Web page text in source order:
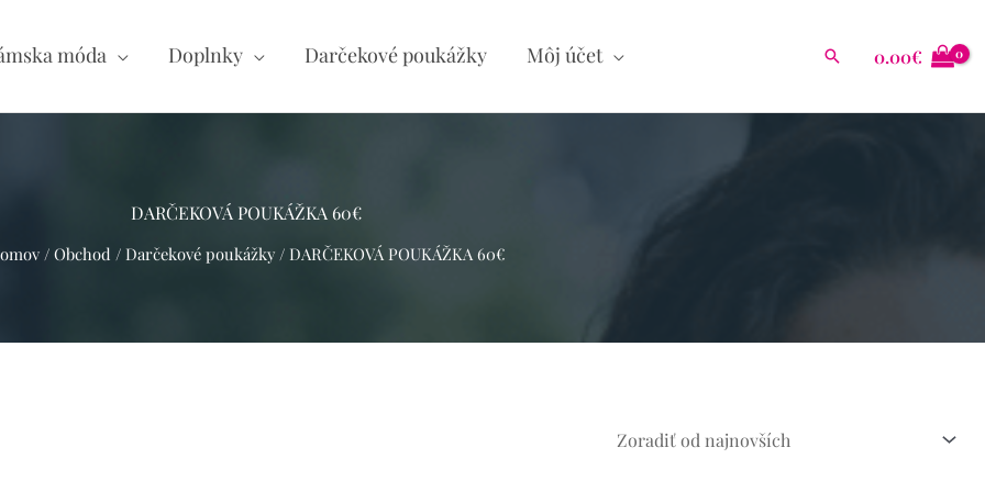
móda Doplnky Darčekové poukážky Môj účet Hľadať0.00€
DARČEKOVÁ POUKÁŽKA 60€
/ Obchod / Darčekové poukážky/ DARČEKOVÁ POUKÁŽKA 60€